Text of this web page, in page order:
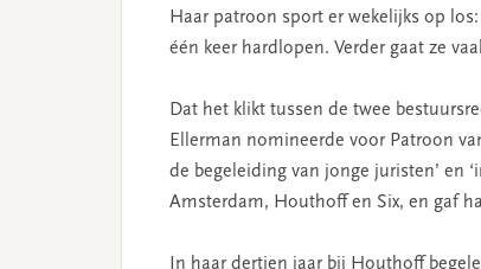
Haar patroon sport er wekelijks op
één keer hardlopen. Verder gaat ze
Dat het klikt tussen de twee
Ellerman nomineerde voor Patroon
de begeleiding van jonge juristen’ en
Amsterdam, Houthoff en Six, en gaf
In haar dertien jaar bij Houthoff